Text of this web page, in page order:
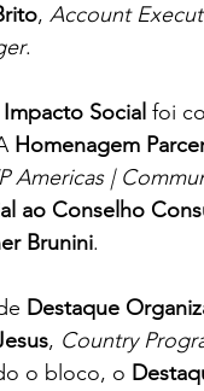
, Account
.
Impacto Social foi
Homenagem
Americas |
ao Conselho
Brunini.
Destaque
, Country
o bloco, o